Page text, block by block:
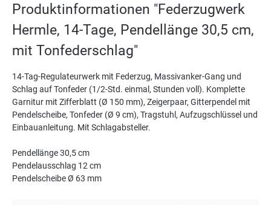
Produktinformationen "Federzugwerk
Hermle, 14-Tage, Pendellänge 30,5 cm,
mit Tonfederschlag"
14-Tag-Regulateurwerk mit Federzug, Massivanker-Gang und
Schlag auf Tonfeder (1/2-Std. einmal, Stunden voll). Komplette
Garnitur mit Zifferblatt (Ø 150 mm), Zeigerpaar, Gitterpendel mit
Pendelscheibe, Tonfeder (Ø 9 cm), Tragstuhl, Aufzugschlüssel und
Einbauanleitung. Mit Schlagabsteller.
Pendellänge 30,5 cm
Pendelausschlag 12 cm
Pendelscheibe Ø 63 mm